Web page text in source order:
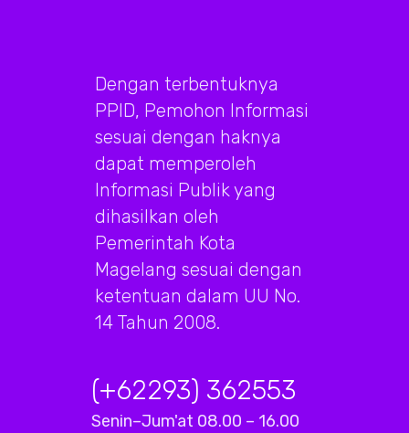
Dengan terbentuknya
PPID, Pemohon Informasi
sesuai dengan haknya
dapat memperoleh
Informasi Publik yang
dihasilkan oleh
Pemerintah Kota
Magelang sesuai dengan
ketentuan dalam UU No.
14 Tahun 2008.
(+62293) 362553
Senin–Jum'at 08.00 – 16.00